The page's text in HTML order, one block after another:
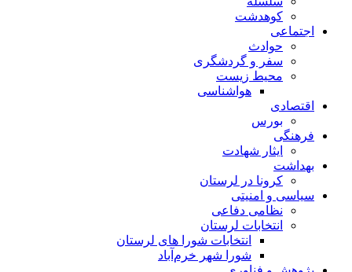
کوهدشت
اجتماعی
حوادث
سفر و گردشگری
محیط زیست
هواشناسی
اقتصادی
بورس
فرهنگی
ایثار شهادت
بهداشت
کرونا در لرستان
سیاسی و امنیتی
نظامی دفاعی
انتخابات لرستان
انتخابات شورا های لرستان
شورا شهر خرم‌آباد